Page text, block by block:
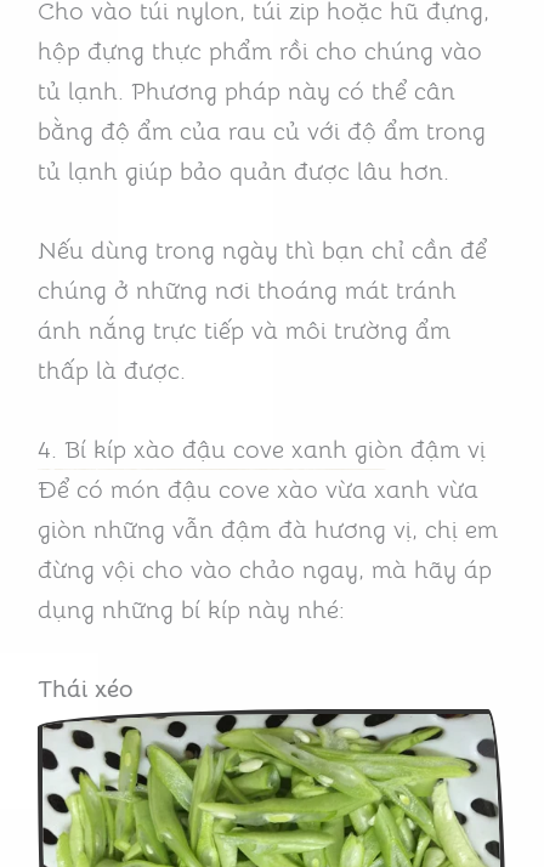
Cho vào túi nylon, túi zip hoặc hũ đựng,
hộp đựng thực phẩm rồi cho chúng vào
tủ lạnh. Phương pháp này có thể cân
bằng độ ẩm của rau củ với độ ẩm trong
tủ lạnh giúp bảo quản được lâu hơn.
Nếu dùng trong ngày thì bạn chỉ cần để
chúng ở những nơi thoáng mát tránh
ánh nắng trực tiếp và môi trường ẩm
thấp là được.
4. Bí kíp xào đậu cove xanh giòn đậm vị
Để có món đậu cove xào vừa xanh vừa
giòn những vẫn đậm đà hương vị, chị em
đừng vội cho vào chảo ngay, mà hãy áp
dụng những bí kíp này nhé:
Thái xéo